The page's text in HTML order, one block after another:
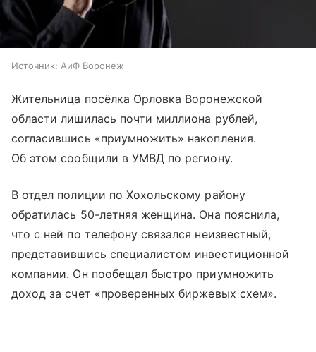
Источник: АиФ Воронеж
Жительница посёлка Орловка Воронежской
области лишилась почти миллиона рублей,
согласившись «приумножить» накопления.
Об этом сообщили в УМВД по региону.
В отдел полиции по Хохольскому району
обратилась 50-летняя женщина. Она пояснила,
что с ней по телефону связался неизвестный,
представившись специалистом инвестиционной
компании. Он пообещал быстро приумножить
доход за счет «проверенных биржевых схем».